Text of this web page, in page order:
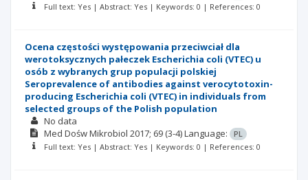
Full text: Yes | Abstract: Yes | Keywords: 0 | References: 0
Ocena częstości występowania przeciwciał dla
werotoksycznych pałeczek Escherichia coli (VTEC) u
osób z wybranych grup populacji polskiej
Seroprevalence of antibodies against verocytotoxin-
producing Escherichia coli (VTEC) in individuals from
selected groups of the Polish population
No data
Med Dośw Mikrobiol 2017; 69 (3-4)Language:
PL
Full text: Yes | Abstract: Yes | Keywords: 0 | References: 0